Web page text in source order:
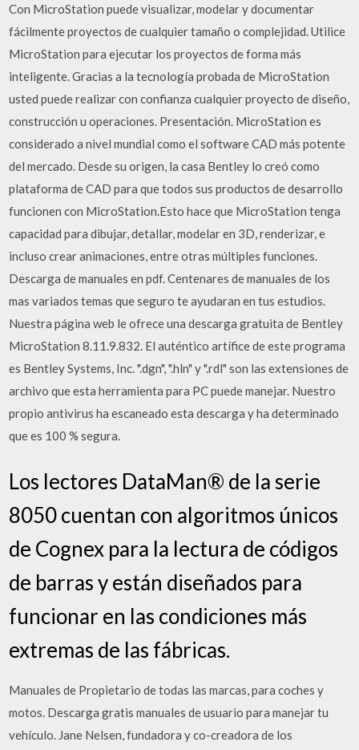
Con MicroStation puede visualizar, modelar y documentar
fácilmente proyectos de cualquier tamaño o complejidad. Utilice
MicroStation para ejecutar los proyectos de forma más
inteligente. Gracias a la tecnología probada de MicroStation
usted puede realizar con confianza cualquier proyecto de diseño,
construcción u operaciones. Presentación. MicroStation es
considerado a nivel mundial como el software CAD más potente
del mercado. Desde su origen, la casa Bentley lo creó como
plataforma de CAD para que todos sus productos de desarrollo
funcionen con MicroStation.Esto hace que MicroStation tenga
capacidad para dibujar, detallar, modelar en 3D, renderizar, e
incluso crear animaciones, entre otras múltiples funciones.
Descarga de manuales en pdf. Centenares de manuales de los
mas variados temas que seguro te ayudaran en tus estudios.
Nuestra página web le ofrece una descarga gratuita de Bentley
MicroStation 8.11.9.832. El auténtico artífice de este programa
es Bentley Systems, Inc. ".dgn", ".hln" y ".rdl" son las extensiones de
archivo que esta herramienta para PC puede manejar. Nuestro
propio antivirus ha escaneado esta descarga y ha determinado
que es 100 % segura.
Los lectores DataMan® de la serie
8050 cuentan con algoritmos únicos
de Cognex para la lectura de códigos
de barras y están diseñados para
funcionar en las condiciones más
extremas de las fábricas.
Manuales de Propietario de todas las marcas, para coches y
motos. Descarga gratis manuales de usuario para manejar tu
vehículo. Jane Nelsen, fundadora y co-creadora de los